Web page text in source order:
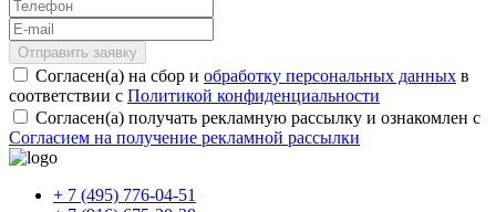
Отправить заявку
Согласен(а) на сбор и обработку персональных данных в
соответствии с Политикой конфиденциальности
Согласен(а) получать рекламную рассылку и ознакомлен с
Согласием на получение рекламной рассылки
+ 7 (495) 776-04-51